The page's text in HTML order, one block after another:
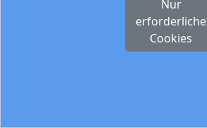
Nur
erforderliche
Cookies